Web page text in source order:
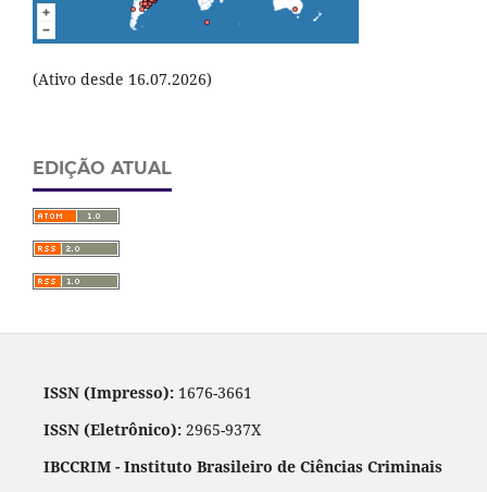
(Ativo desde 16.07.2026)
EDIÇÃO ATUAL
ISSN (Impresso):1676-3661
ISSN (Eletrônico):2965-937X
IBCCRIM - Instituto Brasileiro de Ciências Criminais